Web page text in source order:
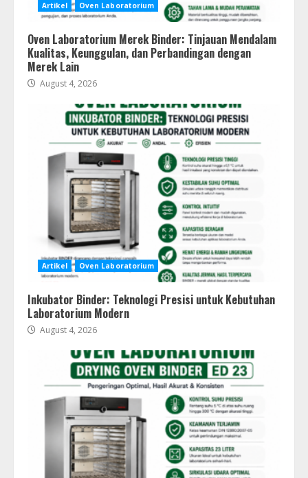
Artikel Oven Laboratorium
Oven Laboratorium Merek Binder: Tinjauan Mendalam
Kualitas, Keunggulan, dan Perbandingan dengan
Merek Lain
August 4, 2026
Artikel Oven Laboratorium
Inkubator Binder: Teknologi Presisi untuk Kebutuhan
Laboratorium Modern
August 4, 2026